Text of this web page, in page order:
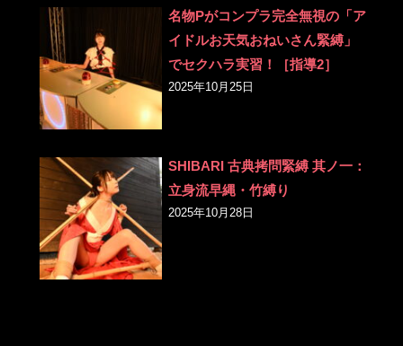
名物Pがコンプラ完全無視の「ア
イドルお天気おねいさん緊縛」
でセクハラ実習！［指導2］
2025年10月25日
SHIBARI 古典拷問緊縛 其ノ一：
立身流早縄・竹縛り
2025年10月28日